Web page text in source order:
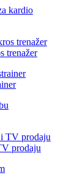
kardio
trenažer
prodaju